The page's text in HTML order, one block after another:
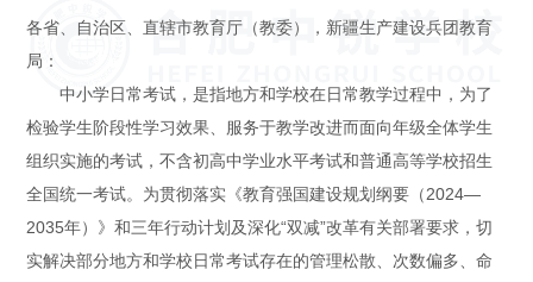
各省、自治区、直辖市教育厅（教委），新疆生产建设兵团教育
局：
中小学日常考试，是指地方和学校在日常教学过程中，为了
检验学生阶段性学习效果、服务于教学改进而面向年级全体学生
组织实施的考试，不含初高中学业水平考试和普通高等学校招生
全国统一考试。为贯彻落实《教育强国建设规划纲要（2024—
2035年）》和三年行动计划及深化“双减”改革有关部署要求，切
实解决部分地方和学校日常考试存在的管理松散、次数偏多、命